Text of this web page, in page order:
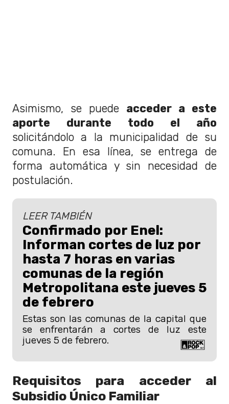
Asimismo, se puede acceder a este
aporte durante todo el año
solicitándolo a la municipalidad de su
comuna. En esa línea, se entrega de
forma automática y sin necesidad de
postulación.
LEER TAMBIÉN
Confirmado por Enel:
Informan cortes de luz por
hasta 7 horas en varias
comunas de la región
Metropolitana este jueves 5
de febrero
Estas son las comunas de la capital que
se enfrentarán a cortes de luz este
jueves 5 de febrero.
Requisitos para acceder al
Subsidio Único Familiar